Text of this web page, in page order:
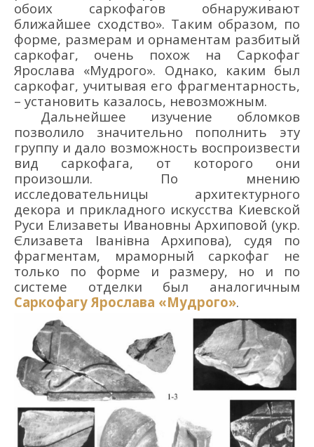
обоих саркофагов обнаруживают
ближайшее сходство». Таким образом, по
форме, размерам и орнаментам разбитый
саркофаг, очень похож на Саркофаг
Ярослава «Мудрого». Однако, каким был
саркофаг, учитывая его фрагментарность,
– установить казалось, невозможным.
Дальнейшее изучение обломков
позволило значительно пополнить эту
группу и дало возможность воспроизвести
вид саркофага, от которого они
произошли. По мнению
исследовательницы архитектурного
декора и прикладного искусства Киевской
Руси Елизаветы Ивановны Архиповой (укр.
Єлизавета Іванівна Архипова), судя по
фрагментам, мраморный саркофаг не
только по форме и размеру, но и по
системе отделки был аналогичным
Саркофагу Ярослава «Мудрого».